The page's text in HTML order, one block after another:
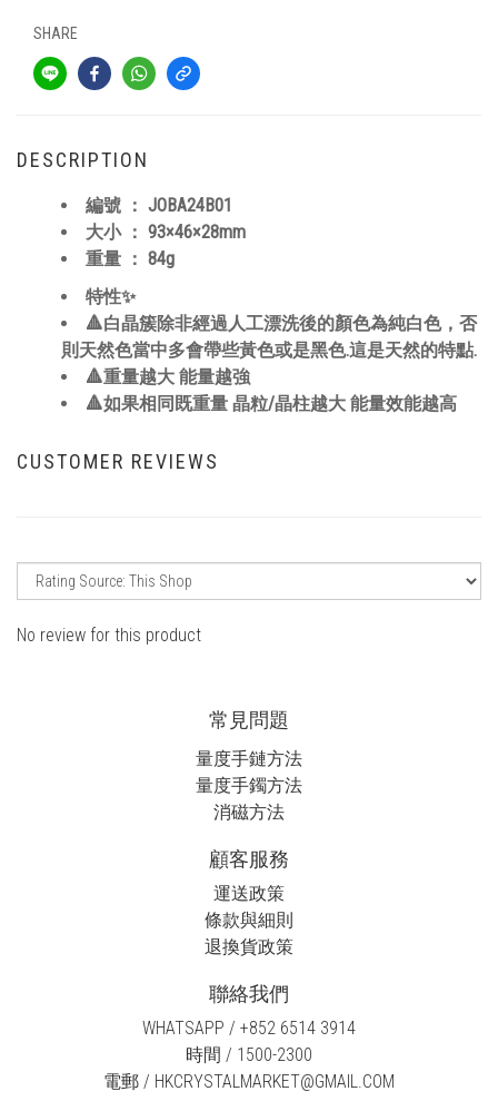
SHARE
DESCRIPTION
編號 ： JOBA24B01
大小 ： 93×46×28mm
重量 ： 84g
特性✨
🔺白晶簇除非經過人工漂洗後的顏色為純白色，否
則天然色當中多會帶些黃色或是黑色.這是天然的特點.
🔺重量越大 能量越強
🔺如果相同既重量 晶粒/晶柱越大 能量效能越高
CUSTOMER REVIEWS
No review for this product
常見問題
量度手鏈方法
量度手鐲方法
消磁方法
顧客服務
運送政策
條款與細則
退換貨政策
聯絡我們
WHATSAPP / +852 6514 3914
時間 / 1500-2300
電郵 / HKCRYSTALMARKET@GMAIL.COM